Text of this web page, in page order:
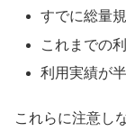
すでに総量
これまでの
利用実績が
これらに注意し